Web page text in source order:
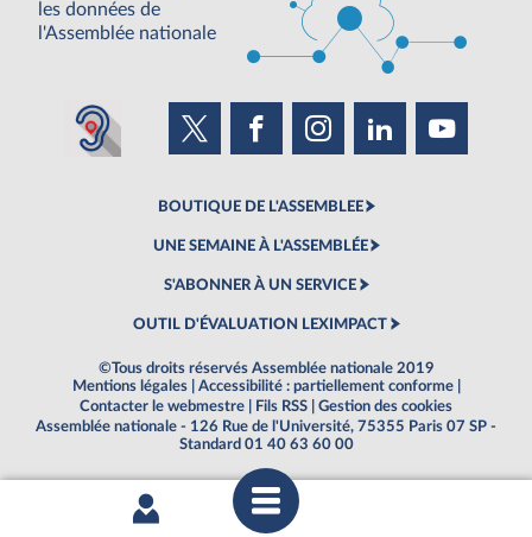
les données de
l'Assemblée nationale
BOUTIQUE DE L'ASSEMBLEE
UNE SEMAINE À L'ASSEMBLÉE
S'ABONNER À UN SERVICE
OUTIL D'ÉVALUATION LEXIMPACT
©Tous droits réservés Assemblée nationale 2019
Mentions légales
Accessibilité : partiellement conforme
Contacter le webmestre
Fils RSS
Gestion des cookies
Assemblée nationale - 126 Rue de l'Université, 75355 Paris 07 SP -
Standard 01 40 63 60 00